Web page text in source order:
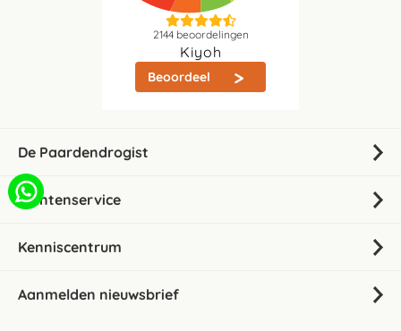
2144beoordelingen
Kiyoh
Beoordeel
De Paardendrogist
Klantenservice
Kenniscentrum
Aanmelden nieuwsbrief